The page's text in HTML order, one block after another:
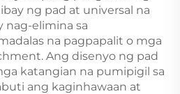
ng pad at universal na
nag-elimina sa
na pagpapalit o mga
Ang disenyo ng pad
katangian na pumipigil sa
ang kaginhawaan at